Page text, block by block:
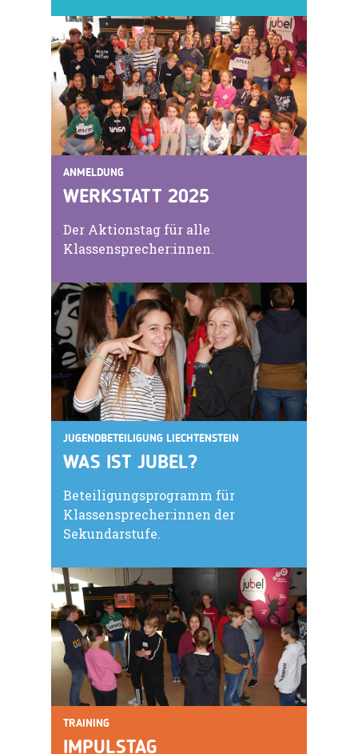
ANMELDUNG
WERKSTATT 2025
Der Aktionstag für alle
Klassensprecher:innen.
JUGENDBETEILIGUNG LIECHTENSTEIN
WAS IST JUBEL?
Beteiligungsprogramm für
Klassensprecher:innen der
Sekundarstufe.
TRAINING
IMPULSTAG